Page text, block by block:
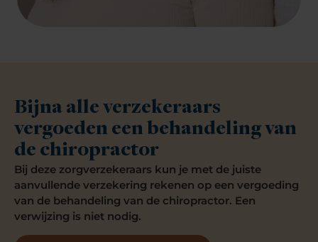
Bijna alle verzekeraars
vergoeden een behandeling van
de chiropractor
Bij deze zorgverzekeraars kun je met de juiste
aanvullende verzekering rekenen op een vergoeding
van de behandeling van de chiropractor. Een
verwijzing is niet nodig.